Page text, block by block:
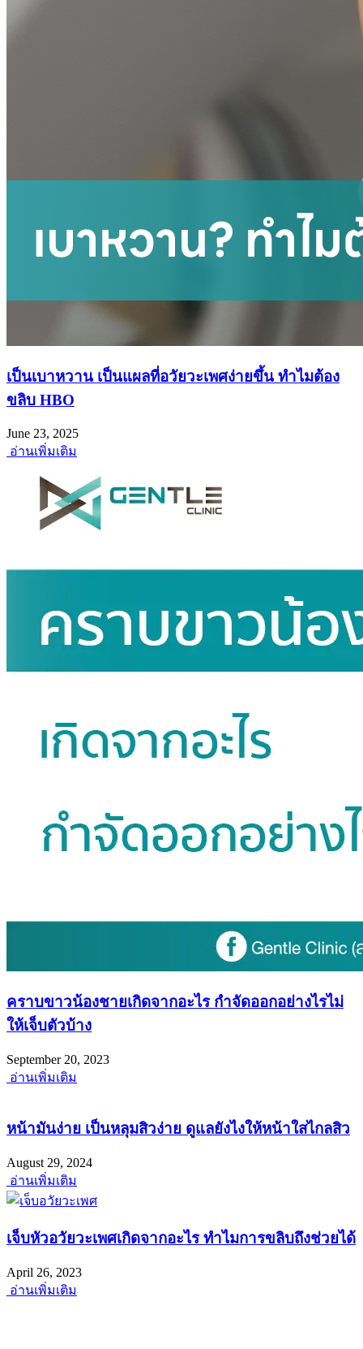
เป็นเบาหวาน เป็นแผลที่อวัยวะเพศง่ายขึ้น ทำไมต้อง
ขลิบ HBO
June 23, 2025
อ่านเพิ่มเติม
คราบขาวน้องชายเกิดจากอะไร กำจัดออกอย่างไรไม่
ให้เจ็บตัวบ้าง
September 20, 2023
อ่านเพิ่มเติม
หน้ามันง่าย เป็นหลุมสิวง่าย ดูแลยังไงให้หน้าใสไกลสิว
August 29, 2024
อ่านเพิ่มเติม
เจ็บหัวอวัยวะเพศเกิดจากอะไร ทำไมการขลิบถึงช่วยได้
April 26, 2023
อ่านเพิ่มเติม